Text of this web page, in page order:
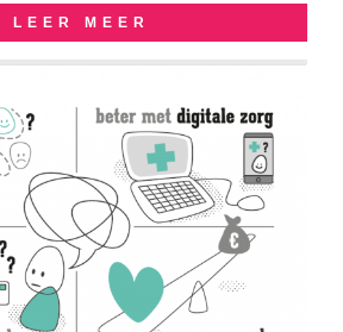
LEER MEER